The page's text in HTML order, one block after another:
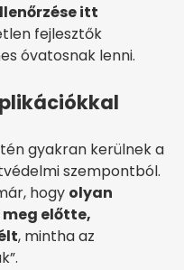
itt
fejlesztők
óvatosnak lenni.
gyakran kerülnek a
szempontból.
hogy olyan
előtte,
, mintha az